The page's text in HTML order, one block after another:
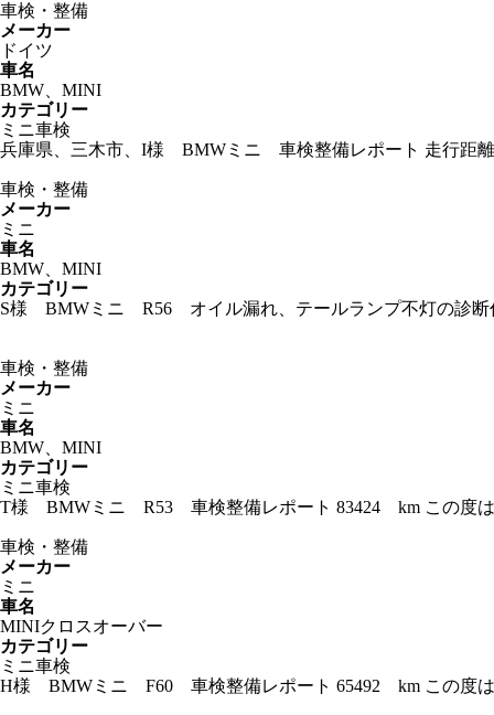
車検・整備
メーカー
ドイツ
車名
BMW、MINI
カテゴリー
ミニ車検
兵庫県、三木市、I様 BMWミニ 車検整備レポート 走行距離
車検・整備
メーカー
ミニ
車名
BMW、MINI
カテゴリー
S様 BMWミニ R56 オイル漏れ、テールランプ不灯の診断
車検・整備
メーカー
ミニ
車名
BMW、MINI
カテゴリー
ミニ車検
T様 BMWミニ R53 車検整備レポート 83424 km この度は
車検・整備
メーカー
ミニ
車名
MINIクロスオーバー
カテゴリー
ミニ車検
H様 BMWミニ F60 車検整備レポート 65492 km この度は